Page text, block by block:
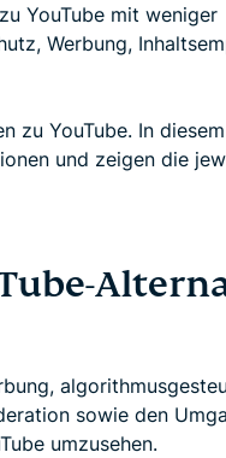
YouTube mit weniger
Werbung,
zu YouTube. In
und zeigen die
sowie den
umzusehen.